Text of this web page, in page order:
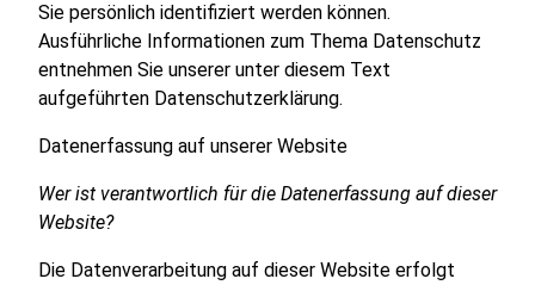
Sie persönlich identifiziert werden können.
Ausführliche Informationen zum Thema Datenschutz
entnehmen Sie unserer unter diesem Text
aufgeführten Datenschutzerklärung.
Datenerfassung auf unserer Website
Wer ist verantwortlich für die Datenerfassung auf dieser
Website?
Die Datenverarbeitung auf dieser Website erfolgt